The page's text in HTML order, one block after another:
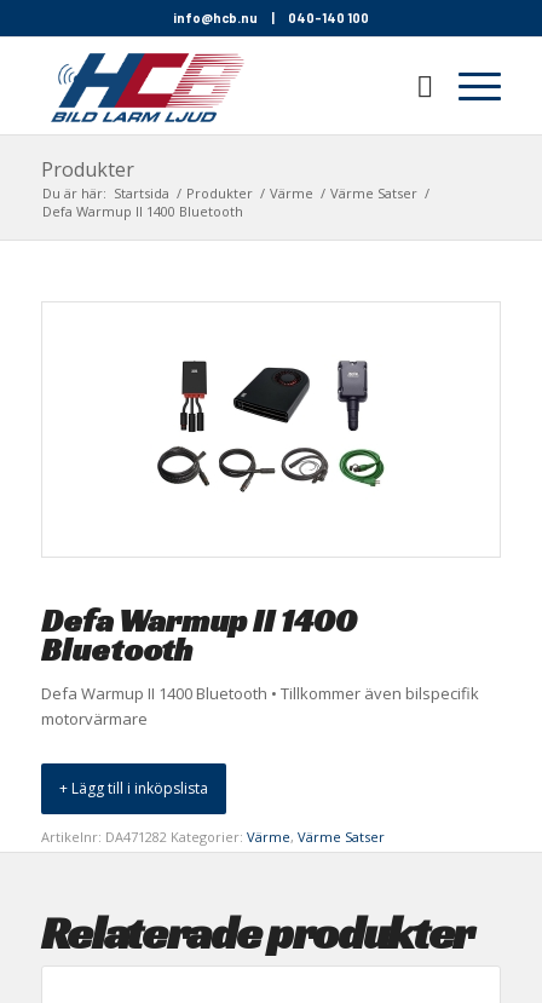
info@hcb.nu | 040-140 100
Produkter
Du är här: Startsida / Produkter / Värme / Värme Satser /
Defa Warmup II 1400 Bluetooth
Defa Warmup II 1400
Bluetooth
Defa Warmup II 1400 Bluetooth • Tillkommer även bilspecifik
motorvärmare
+ Lägg till i inköpslista
Artikelnr: DA471282 Kategorier: Värme, Värme Satser
Relaterade produkter